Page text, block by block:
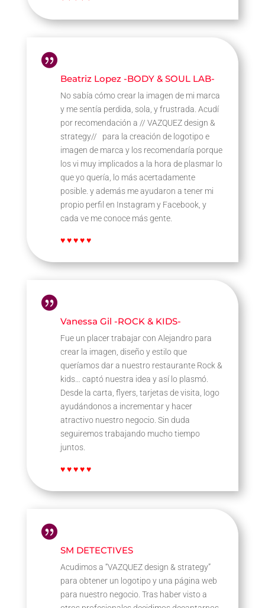

Beatriz Lopez -BODY & SOUL LAB-
No sabía cómo crear la imagen de mi marca
y me sentía perdida, sola, y frustrada. Acudí
por recomendación a // VAZQUEZ design &
strategy// para la creación de logotipo e
imagen de marca y los recomendaría porque
los vi muy implicados a la hora de plasmar lo
que yo quería, lo más acertadamente
posible. y además me ayudaron a tener mi
propio perfil en Instagram y Facebook, y
cada ve me conoce más gente.
♥ ♥ ♥ ♥ ♥

Vanessa Gil -ROCK & KIDS-
Fue un placer trabajar con Alejandro para
crear la imagen, diseño y estilo que
queríamos dar a nuestro restaurante Rock &
kids… captó nuestra idea y así lo plasmó.
Desde la carta, flyers, tarjetas de visita, logo
ayudándonos a incrementar y hacer
atractivo nuestro negocio. Sin duda
seguiremos trabajando mucho tiempo
juntos.
♥ ♥ ♥ ♥ ♥

SM DETECTIVES
Acudimos a “VAZQUEZ design & strategy”
para obtener un logotipo y una página web
para nuestro negocio. Tras haber visto a